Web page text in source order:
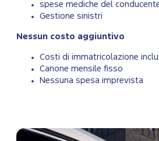
spese mediche del
Gestione sinistri
Nessun costo aggiuntivo
Costi di immatricolazione
Canone mensile fisso
Nessuna spesa imprevista